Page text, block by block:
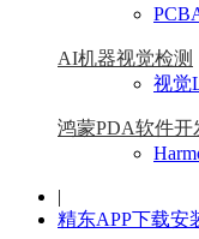
AI机器视觉检测
视觉
鸿蒙PDA软件开
|
精东APP下载安